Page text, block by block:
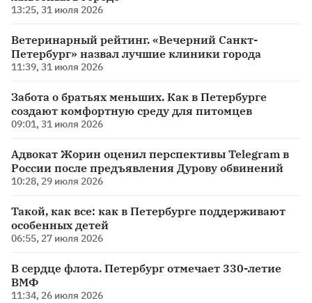
13:25, 31 июля 2026
Ветеринарный рейтинг. «Вечерний Санкт-
Петербург» назвал лучшие клиники города
11:39, 31 июля 2026
Забота о братьях меньших. Как в Петербурге
создают комфортную среду для питомцев
09:01, 31 июля 2026
Адвокат Жорин оценил перспективы Telegram в
России после предъявления Дурову обвинений
10:28, 29 июля 2026
Такой, как все: как в Петербурге поддерживают
особенных детей
06:55, 27 июля 2026
В сердце флота. Петербург отмечает 330-летие
ВМФ
11:34, 26 июля 2026